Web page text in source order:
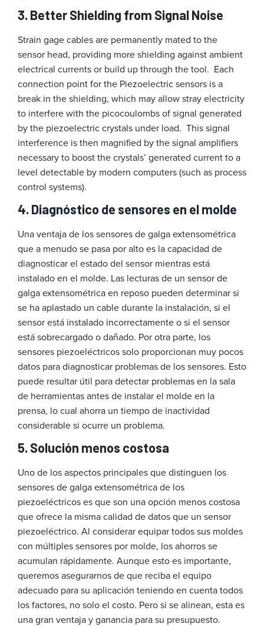
3. Better Shielding from Signal Noise
Strain gage cables are permanently mated to the
sensor head, providing more shielding against ambient
electrical currents or build up through the tool. Each
connection point for the Piezoelectric sensors is a
break in the shielding, which may allow stray electricity
to interfere with the picocoulombs of signal generated
by the piezoelectric crystals under load. This signal
interference is then magnified by the signal amplifiers
necessary to boost the crystals’ generated current to a
level detectable by modern computers (such as process
control systems).
4. Diagnóstico de sensores en el molde
Una ventaja de los sensores de galga extensométrica
que a menudo se pasa por alto es la capacidad de
diagnosticar el estado del sensor mientras está
instalado en el molde. Las lecturas de un sensor de
galga extensométrica en reposo pueden determinar si
se ha aplastado un cable durante la instalación, si el
sensor está instalado incorrectamente o si el sensor
está sobrecargado o dañado. Por otra parte, los
sensores piezoeléctricos solo proporcionan muy pocos
datos para diagnosticar problemas de los sensores. Esto
puede resultar útil para detectar problemas en la sala
de herramientas antes de instalar el molde en la
prensa, lo cual ahorra un tiempo de inactividad
considerable si ocurre un problema.
5. Solución menos costosa
Uno de los aspectos principales que distinguen los
sensores de galga extensométrica de los
piezoeléctricos es que son una opción menos costosa
que ofrece la misma calidad de datos que un sensor
piezoeléctrico. Al considerar equipar todos sus moldes
con múltiples sensores por molde, los ahorros se
acumulan rápidamente. Aunque esto es importante,
queremos asegurarnos de que reciba el equipo
adecuado para su aplicación teniendo en cuenta todos
los factores, no solo el costo. Pero si se alinean, esta es
una gran ventaja y ganancia para su presupuesto.